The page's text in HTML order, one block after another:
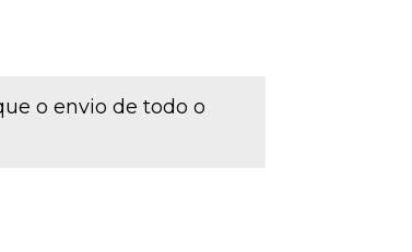
o envio de todo o